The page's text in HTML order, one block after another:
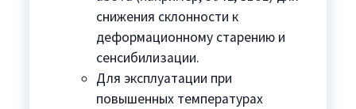
снижения склонности к
деформационному старению и
сенсибилизации.
Для эксплуатации при
повышенных температурах